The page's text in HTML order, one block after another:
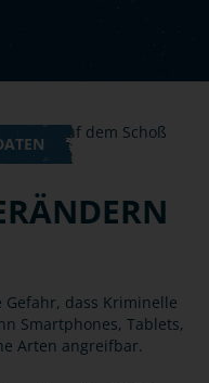
dass Kriminelle
Smartphones, Tablets,
Arten angreifbar.